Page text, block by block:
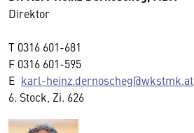
Direktor
T 0316 601-681
F 0316 601-595
E karl-heinz.dernoscheg@wkstmk.at
6. Stock, Zi. 626